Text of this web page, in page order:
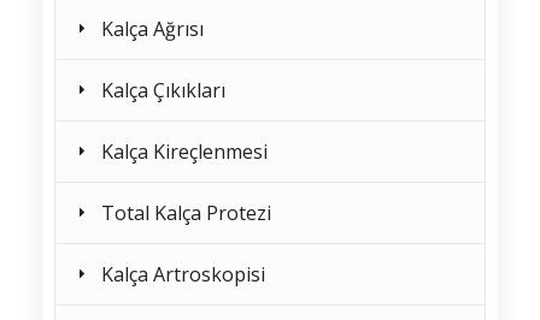
Kalça Ağrısı
Kalça Çıkıkları
Kalça Kireçlenmesi
Total Kalça Protezi
Kalça Artroskopisi